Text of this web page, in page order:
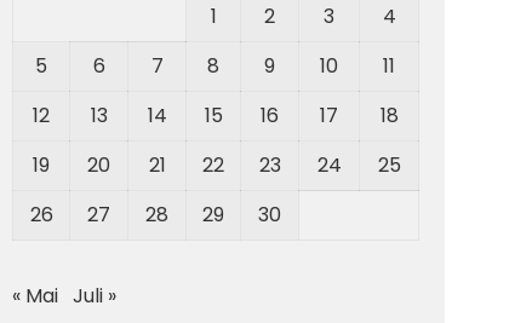
1
2 3
4
5
6 7 8 9 10
11
12
13 14 15 16 17
18
19
20 21 22 23 24
25
26
27 28 29 30
« Mai Juli »